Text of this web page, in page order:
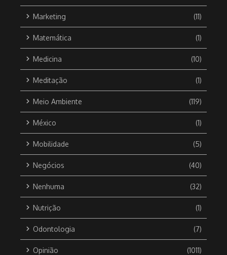
Marketing (11)
Matemática (1)
Medicina (10)
Meditação (1)
Meio Ambiente (119)
México (1)
Mobilidade (5)
Negócios (40)
Nenhuma (32)
Nutrição (1)
Odontologia (7)
Opinião (1011)